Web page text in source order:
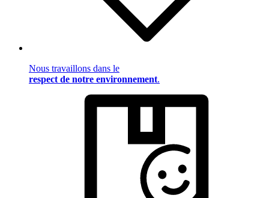
Nous travaillons dans le
respect de notre environnement.